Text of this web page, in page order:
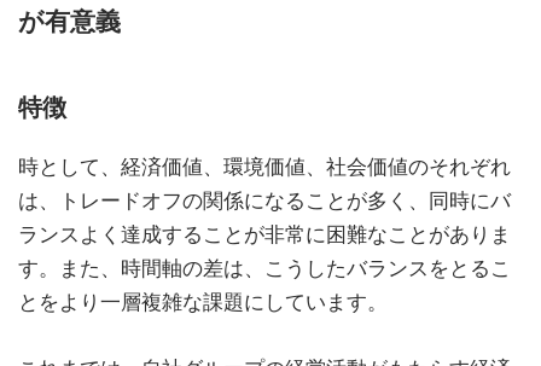
が有意義
特徴
時として、経済価値、環境価値、社会価値のそれぞれ
は、トレードオフの関係になることが多く、同時にバ
ランスよく達成することが非常に困難なことがありま
す。また、時間軸の差は、こうしたバランスをとるこ
とをより一層複雑な課題にしています。